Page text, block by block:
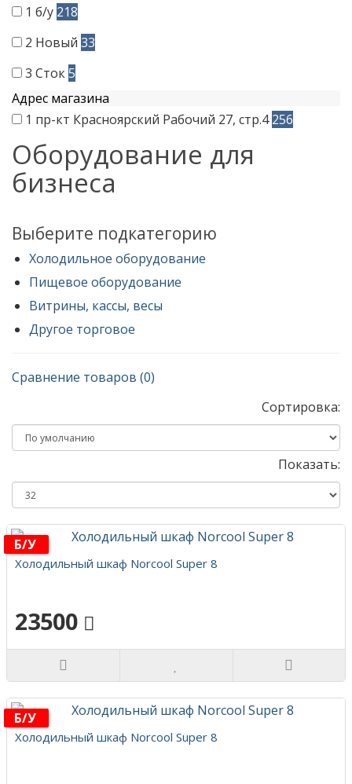
1 б/у 218
2 Новый 33
3 Сток5
Адрес магазина
1 пр-кт Красноярский Рабочий 27, стр.4 256
Оборудование для
бизнеса
Выберите подкатегорию
Холодильное оборудование
Пищевое оборудование
Витрины, кассы, весы
Другое торговое
Сравнение товаров (0)
Сортировка:
Показать:
Б/у
Холодильный шкаф Norcool Super 8
23500
Б/у
Холодильный шкаф Norcool Super 8